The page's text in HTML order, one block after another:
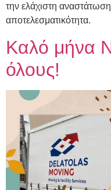
την ελάχιστη αναστάτωση
αποτελεσματικότητα.
Καλό μήνα
όλους!